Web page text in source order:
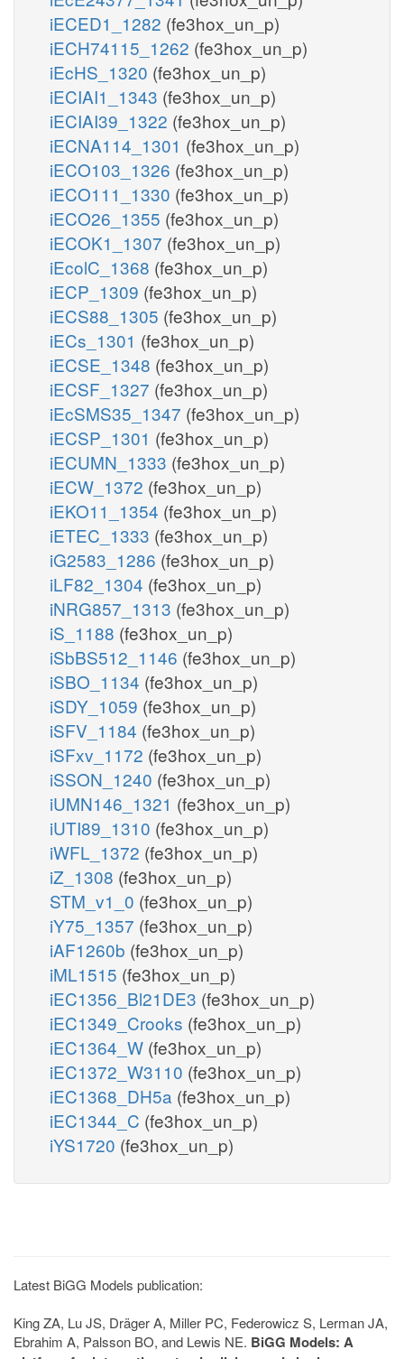
iECED1_1282 (fe3hox_un_p)
iECH74115_1262 (fe3hox_un_p)
iEcHS_1320 (fe3hox_un_p)
iECIAI1_1343 (fe3hox_un_p)
iECIAI39_1322 (fe3hox_un_p)
iECNA114_1301 (fe3hox_un_p)
iECO103_1326 (fe3hox_un_p)
iECO111_1330 (fe3hox_un_p)
iECO26_1355 (fe3hox_un_p)
iECOK1_1307 (fe3hox_un_p)
iEcolC_1368 (fe3hox_un_p)
iECP_1309 (fe3hox_un_p)
iECS88_1305 (fe3hox_un_p)
iECs_1301 (fe3hox_un_p)
iECSE_1348 (fe3hox_un_p)
iECSF_1327 (fe3hox_un_p)
iEcSMS35_1347 (fe3hox_un_p)
iECSP_1301 (fe3hox_un_p)
iECUMN_1333 (fe3hox_un_p)
iECW_1372 (fe3hox_un_p)
iEKO11_1354 (fe3hox_un_p)
iETEC_1333 (fe3hox_un_p)
iG2583_1286 (fe3hox_un_p)
iLF82_1304 (fe3hox_un_p)
iNRG857_1313 (fe3hox_un_p)
iS_1188 (fe3hox_un_p)
iSbBS512_1146 (fe3hox_un_p)
iSBO_1134 (fe3hox_un_p)
iSDY_1059 (fe3hox_un_p)
iSFV_1184 (fe3hox_un_p)
iSFxv_1172 (fe3hox_un_p)
iSSON_1240 (fe3hox_un_p)
iUMN146_1321 (fe3hox_un_p)
iUTI89_1310 (fe3hox_un_p)
iWFL_1372 (fe3hox_un_p)
iZ_1308 (fe3hox_un_p)
STM_v1_0 (fe3hox_un_p)
iY75_1357 (fe3hox_un_p)
iAF1260b (fe3hox_un_p)
iML1515 (fe3hox_un_p)
iEC1356_Bl21DE3 (fe3hox_un_p)
iEC1349_Crooks (fe3hox_un_p)
iEC1364_W (fe3hox_un_p)
iEC1372_W3110 (fe3hox_un_p)
iEC1368_DH5a (fe3hox_un_p)
iEC1344_C (fe3hox_un_p)
iYS1720 (fe3hox_un_p)
Latest BiGG Models publication:
King ZA, Lu JS, Dräger A, Miller PC, Federowicz S, Lerman JA,
Ebrahim A, Palsson BO, and Lewis NE. BiGG Models: A